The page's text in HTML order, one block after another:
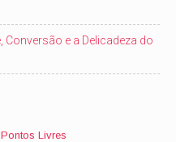
Conversão e a Delicadeza do
Livres